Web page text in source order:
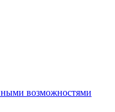
возможностями